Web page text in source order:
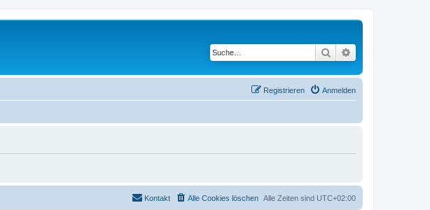
Suche
Anmelden
Registrieren
Alle Zeiten sind UTC+02:00
Alle Cookies löschen
Kontakt